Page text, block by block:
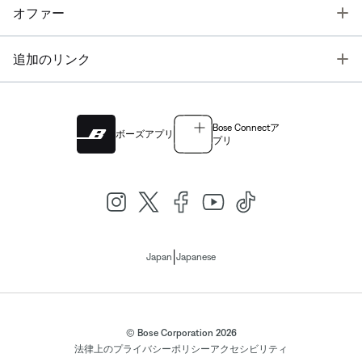
オファー
追加のリンク
ボーズアプリ
Bose Connectア
プリ
Japan Japanese
© Bose Corporation 2026
法律上のプライバシーポリシーアクセシビリティ